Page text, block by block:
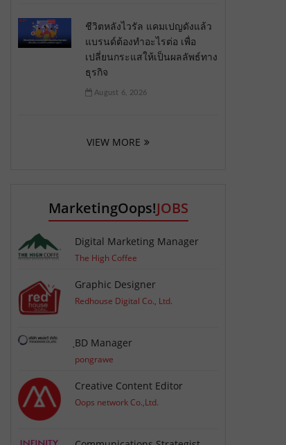
ชีวิตหลังไวรัล แคมเปญดังแล้ว
แบรนด์ต้องทำอะไรต่อ เพื่อ
เปลี่ยนกระแสให้เป็นผลลัพธ์ทาง
ธุรกิจ
August 6, 2026
VIEW MORE
MarketingOops!JOBS
Digital Marketing Manager
The High Coffee
Graphic Designer
Redhouse Digital Co., Ltd.
ฺBD Manager
pongrawe
Creative Content Editor
Oops network Co.,Ltd.